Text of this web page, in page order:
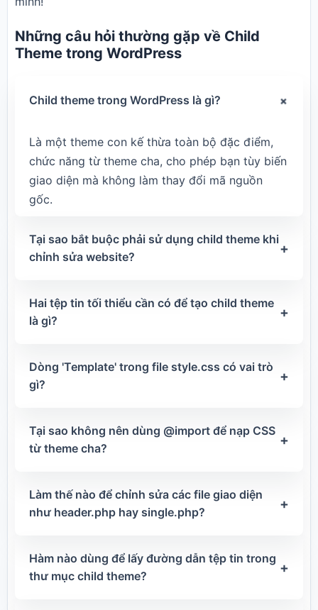
Những câu hỏi thường gặp về Child
Theme trong WordPress
Child theme trong WordPress là gì? +
Là một theme con kế thừa toàn bộ đặc điểm,
chức năng từ theme cha, cho phép bạn tùy biến
giao diện mà không làm thay đổi mã nguồn
gốc.
Tại sao bắt buộc phải sử dụng child theme khi
chỉnh sửa website?
+
Hai tệp tin tối thiểu cần có để tạo child theme
là gì?
+
Dòng 'Template' trong file style.css có vai trò
gì?
+
Tại sao không nên dùng @import để nạp CSS
từ theme cha?
+
Làm thế nào để chỉnh sửa các file giao diện
như header.php hay single.php?
+
Hàm nào dùng để lấy đường dẫn tệp tin trong
thư mục child theme?
+